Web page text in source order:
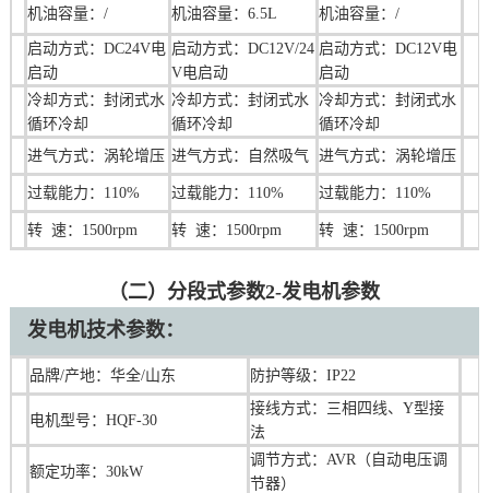
机油容量： / 机油容量： 6.5L 机油容量： /
启动方式：DC24V电
启动
启动方式：DC12V/24
V电启动
启动方式：DC12V电
启动
冷却方式：封闭式水
循环冷却
冷却方式：封闭式水
循环冷却
冷却方式：封闭式水
循环冷却
进气方式：涡轮增压 进气方式：自然吸气 进气方式：涡轮增压
过载能力：110% 过载能力：110% 过载能力：110%
转 速：1500rpm 转 速：1500rpm 转 速：1500rpm
（二）分段式参数2-发电机参数
发电机技术参数：
品牌/产地：华全/山东 防护等级：IP22
电机型号：HQF-30
接线方式：三相四线、Y型接
法
额定功率：30kW
调节方式：AVR（自动电压调
节器）